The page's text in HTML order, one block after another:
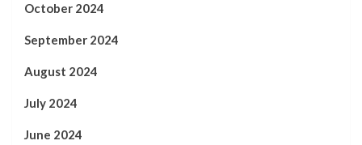
October 2024
September 2024
August 2024
July 2024
June 2024